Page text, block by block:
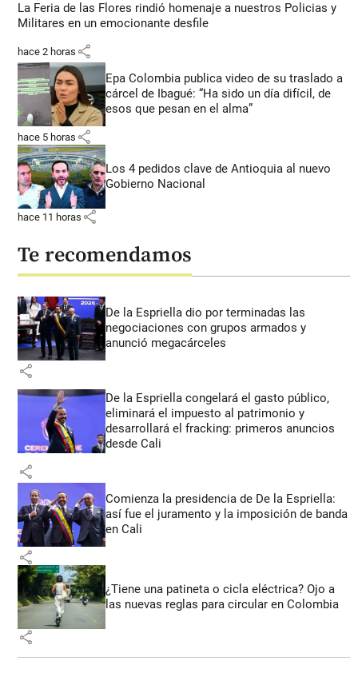
La Feria de las Flores rindió homenaje a nuestros Policias y
Militares en un emocionante desfile
hace 2 horas share
Epa Colombia publica video de su traslado a
cárcel de Ibagué: “Ha sido un día difícil, de
esos que pesan en el alma”
hace 5 horas share
Los 4 pedidos clave de Antioquia al nuevo
Gobierno Nacional
hace 11 horas share
Te recomendamos
De la Espriella dio por terminadas las
negociaciones con grupos armados y
anunció megacárceles
share
De la Espriella congelará el gasto público,
eliminará el impuesto al patrimonio y
desarrollará el fracking: primeros anuncios
desde Cali
share
Comienza la presidencia de De la Espriella:
así fue el juramento y la imposición de banda
en Cali
share
¿Tiene una patineta o cicla eléctrica? Ojo a
las nuevas reglas para circular en Colombia
share